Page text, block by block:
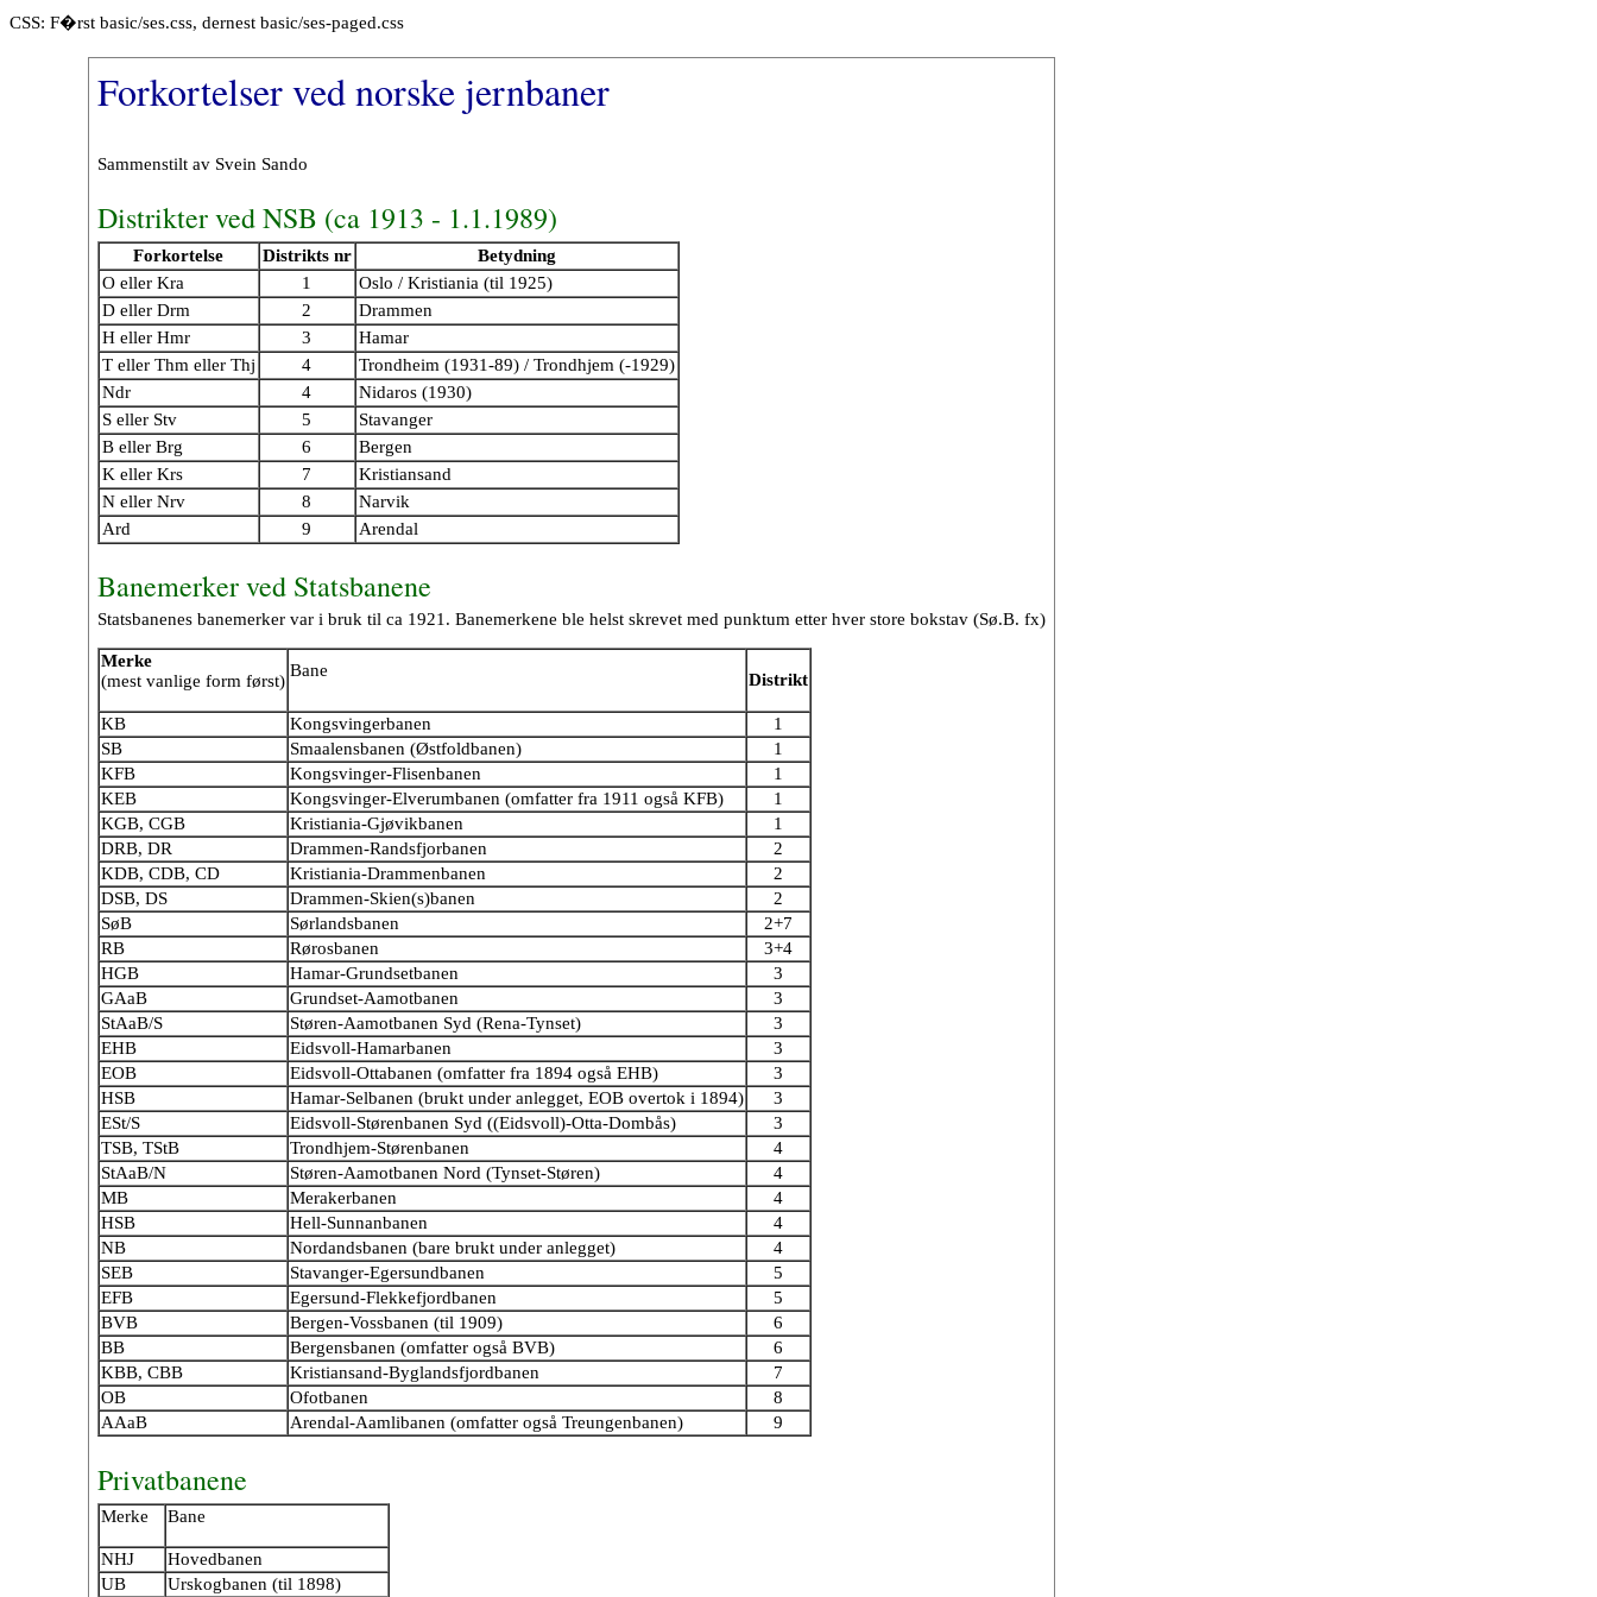
CSS: F�rst basic/ses.css, dernest basic/ses-paged.css
Forkortelser ved norske jernbaner
Sammenstilt av Svein Sando
Distrikter ved NSB (ca 1913 - 1.1.1989)
Forkortelse Distrikts nr
Betydning
O eller Kra
1
Oslo / Kristiania (til 1925)
D eller Drm
2
Drammen
H eller Hmr
3
Hamar
T eller Thm eller Thj
4
Trondheim (1931-89) / Trondhjem (-1929)
Ndr
4
Nidaros (1930)
S eller Stv
5
Stavanger
B eller Brg
6
Bergen
K eller Krs
7
Kristiansand
N eller Nrv
8
Narvik
Ard
9 Arendal
Banemerker ved Statsbanene
Statsbanenes banemerker var i bruk til ca 1921. Banemerkene ble helst skrevet med punktum etter hver store bokstav (Sø.B. fx)
Merke
(mest vanlige form først)
Bane Distrikt
KB Kongsvingerbanen
1
SB
Smaalensbanen (Østfoldbanen)
1
KFB
Kongsvinger-Flisenbanen
1
KEB
Kongsvinger-Elverumbanen (omfatter fra 1911 også KFB)
1
KGB, CGB
Kristiania-Gjøvikbanen
1
DRB, DR
Drammen-Randsfjorbanen
2
KDB, CDB, CD
Kristiania-Drammenbanen
2
DSB, DS
Drammen-Skien(s)banen
2
SøB
Sørlandsbanen
2+7
RB
Rørosbanen
3+4
HGB
Hamar-Grundsetbanen
3
GAaB
Grundset-Aamotbanen
3
StAaB/S
Støren-Aamotbanen Syd (Rena-Tynset)
3
EHB
Eidsvoll-Hamarbanen
3
EOB
Eidsvoll-Ottabanen (omfatter fra 1894 også EHB)
3
HSB
Hamar-Selbanen (brukt under anlegget, EOB overtok i 1894)
3
ESt/S
Eidsvoll-Størenbanen Syd ((Eidsvoll)-Otta-Dombås)
3
TSB, TStB
Trondhjem-Størenbanen
4
StAaB/N
Støren-Aamotbanen Nord (Tynset-Støren)
4
MB
Merakerbanen
4
HSB
Hell-Sunnanbanen
4
NB
Nordandsbanen (bare brukt under anlegget)
4
SEB
Stavanger-Egersundbanen
5
EFB
Egersund-Flekkefjordbanen
5
BVB
Bergen-Vossbanen (til 1909)
6
BB
Bergensbanen (omfatter også BVB)
6
KBB, CBB
Kristiansand-Byglandsfjordbanen
7
OB
Ofotbanen
8
AAaB
Arendal-Aamlibanen (omfatter også Treungenbanen) 9
Privatbanene
Merke Bane
NHJ
Hovedbanen
UB
Urskogbanen (til 1898)